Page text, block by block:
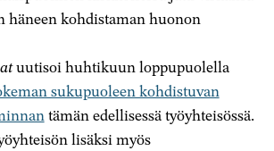
häneen kohdistaman huonon
uutisoi huhtikuun loppupuolella
sukupuoleen kohdistuvan
tämän edellisessä työyhteisössä.
lisäksi myös